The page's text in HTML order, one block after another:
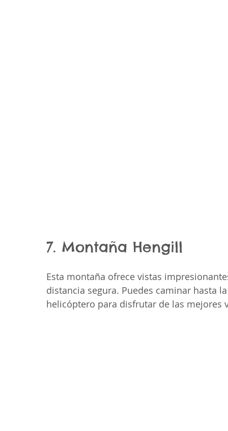
7. Montaña Hengill
Esta montaña ofrece vistas
distancia segura. Puedes caminar hasta
helicóptero para disfrutar de las mejores